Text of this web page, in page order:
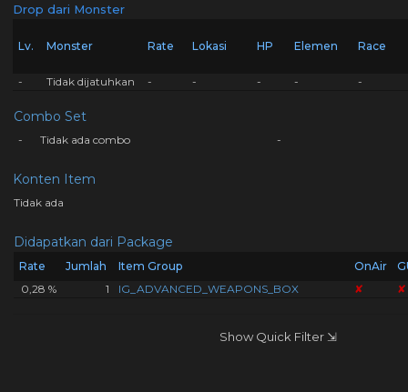
Drop dari Monster
Lv. Monster Rate Lokasi HP Elemen Race
- Tidak dijatuhkan - - - - -
Combo Set
- Tidak ada combo -
Konten Item
Tidak ada
Didapatkan dari Package
Rate Jumlah Item Group OnAir
0,28 %
1 IG_ADVANCED_WEAPONS_BOX ✘ ✘
Show Quick Filter ⇲